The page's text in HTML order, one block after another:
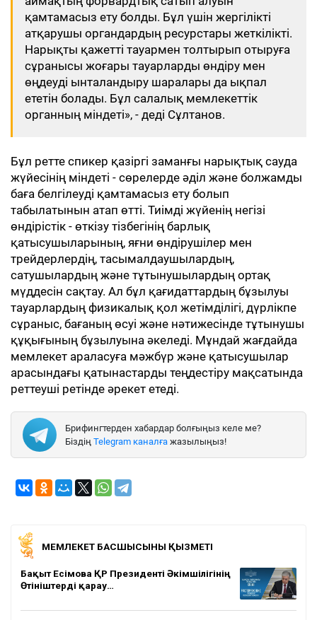
қамтамасыз ету болды. Бұл үшін жергілікті
атқарушы органдардың ресурстары жеткілікті.
Нарықты қажетті тауармен толтырып отыруға
сұранысы жоғары тауарларды өндіру мен
өңдеуді ынталандыру шаралары да ықпал
ететін болады. Бұл салалық мемлекеттік
органның міндеті», - деді Сұлтанов.
Бұл ретте спикер қазіргі заманғы нарықтық сауда
жүйесінің міндеті - сөрелерде әділ және болжамды
баға белгілеуді қамтамасыз ету болып
табылатынын атап өтті. Тиімді жүйенің негізі
өндірістік - өткізу тізбегінің барлық
қатысушыларының, яғни өндірушілер мен
трейдерлердің, тасымалдаушылардың,
сатушылардың және тұтынушылардың ортақ
мүддесін сақтау. Ал бұл қағидаттардың бұзылуы
тауарлардың физикалық қол жетімділігі, дүрлікпе
сұраныс, бағаның өсуі және нәтижесінде тұтынушы
құқығының бұзылуына әкеледі. Мұндай жағдайда
мемлекет араласуға мәжбүр және қатысушылар
арасындағы қатынастарды теңдестіру мақсатында
реттеуші ретінде әрекет етеді.
Брифингтерден хабардар болғыңыз келе ме?
Біздің Telegram каналға жазылыңыз!
МЕМЛЕКЕТ БАСШЫСЫНЫҢ ҚЫЗМЕТІ
Бақыт Есімова ҚР Президенті Әкімшілігінің
Өтініштерді қарау…